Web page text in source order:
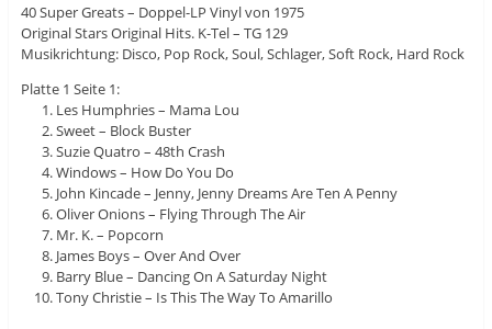
40 Super Greats – Doppel-LP Vinyl von 1975
Original Stars Original Hits. K-Tel ‎– TG 129
Musikrichtung: Disco, Pop Rock, Soul, Schlager, Soft Rock, Hard Rock
Platte 1 Seite 1:
Les Humphries – Mama Lou
Sweet – Block Buster
Suzie Quatro – 48th Crash
Windows – How Do You Do
John Kincade – Jenny, Jenny Dreams Are Ten A Penny
Oliver Onions – Flying Through The Air
Mr. K. – Popcorn
James Boys – Over And Over
Barry Blue – Dancing On A Saturday Night
Tony Christie – Is This The Way To Amarillo